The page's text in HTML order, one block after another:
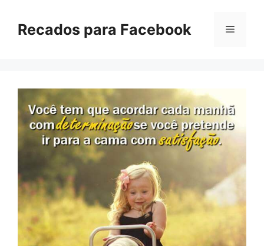
paraRecados para Facebook Menu